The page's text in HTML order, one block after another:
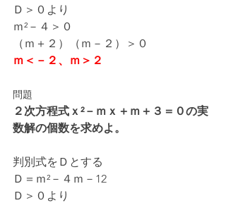
Ｄ＞０より
ｍ²－４＞０
（ｍ＋２）（ｍ－２）＞０
ｍ＜－２、ｍ＞２
問題
２次方程式ｘ²－ｍｘ＋ｍ＋３＝０の実
数解の個数を求めよ。
判別式をＤとする
Ｄ＝ｍ²－４ｍ－12
Ｄ＞０より